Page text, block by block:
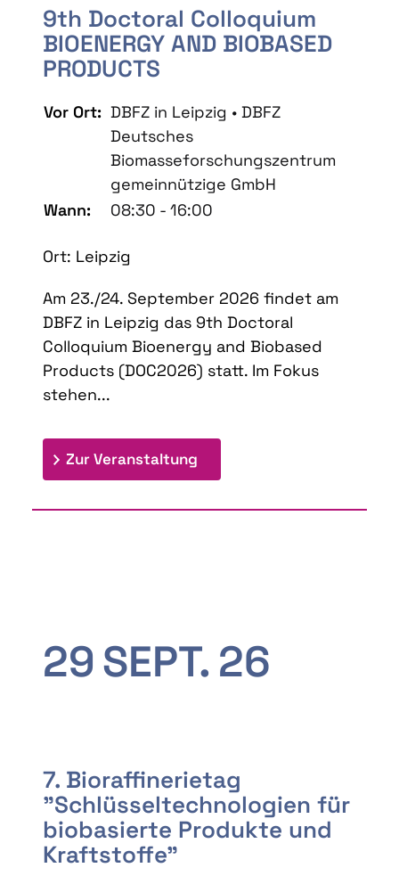
9th Doctoral Colloquium
BIOENERGY AND BIOBASED
PRODUCTS
Vor Ort: DBFZ in Leipzig • DBFZ
Deutsches
Biomasseforschungszentrum
gemeinnützige GmbH
Wann:
08:30 - 16:00
Ort: Leipzig
Am 23./24. September 2026 findet am
DBFZ in Leipzig das 9th Doctoral
Colloquium Bioenergy and Biobased
Products (DOC2026) statt. Im Fokus
stehen...
Zur Veranstaltung
29SEPT. 26
7. Bioraffinerietag
"Schlüsseltechnologien für
biobasierte Produkte und
Kraftstoffe"